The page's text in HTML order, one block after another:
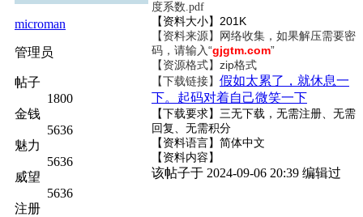
microman
管理员
帖子
1800
金钱
5636
魅力
5636
威望
5636
注册
度系数.pdf
【资料大小】201K
【资料来源】网络收集，如果解压需要密
码，请输入“gjgtm.com”
【资源格式】zip格式
【下载链接】 假如太累了，就休息一
下。起码对着自己微笑一下
【下载要求】三无下载，无需注册、无需
回复、无需积分
【资料语言】简体中文
【资料内容】
该帖子于 2024-09-06 20:39 编辑过